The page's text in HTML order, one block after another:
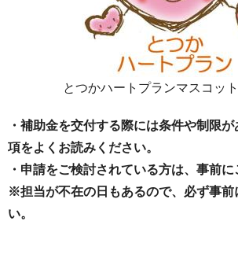
とつかハートプランマスコッ
・補助金を交付する際には条件や制限
項をよくお読みください。
・申請をご検討されている方は、事前に
※担当が不在の日もあるので、必ず事前
い。